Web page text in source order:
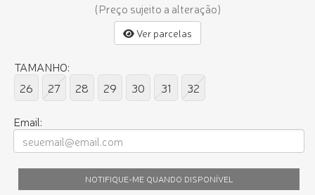
(Preço sujeito a alteração)
Ver parcelas
TAMANHO:
26
27 28 29 30 31 32
Email:
NOTIFIQUE-ME QUANDO DISPONÍVEL